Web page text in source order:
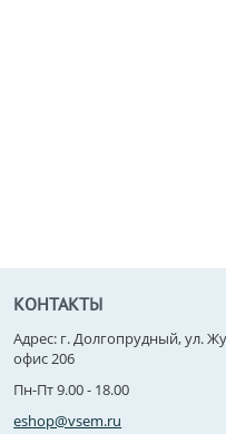
КОНТАКТЫ
Адрес: г. Долгопрудный, ул.
офис 206
Пн-Пт 9.00 - 18.00
eshop@vsem.ru